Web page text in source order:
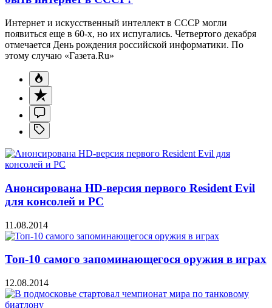
Интернет и искусственный интеллект в СССР могли
появиться еще в 60-х, но их испугались. Четвертого декабря
отмечается День рождения российской информатики. По
этому случаю «Газета.Ru»
Анонсирована HD-версия первого Resident Evil
для консолей и PC
11.08.2014
Топ-10 самого запоминающегося оружия в играх
12.08.2014